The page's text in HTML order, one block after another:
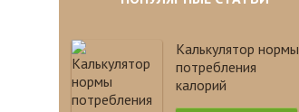
Калькулятор нормы
потребления
калорий